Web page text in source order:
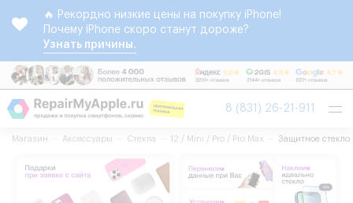
🔥 Рекордно низкие цены на покупку iPhone!
Почему iPhone скоро станут дороже?
Узнать причины.
8 (831) 26-21-911
Магазин Аксессуары Стекла 12 / Mini / Pro / Pro Max Защитное стекло